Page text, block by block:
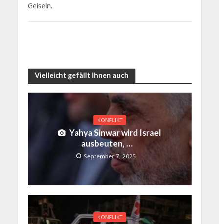
Geiseln.
Vielleicht gefällt Ihnen auch
KONFLIKT
Yahya Sinwar wird Israel
ausbeuten, …
September 7, 2025
KONFLIKT